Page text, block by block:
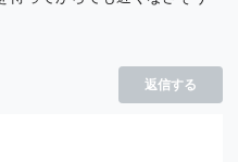
返信する